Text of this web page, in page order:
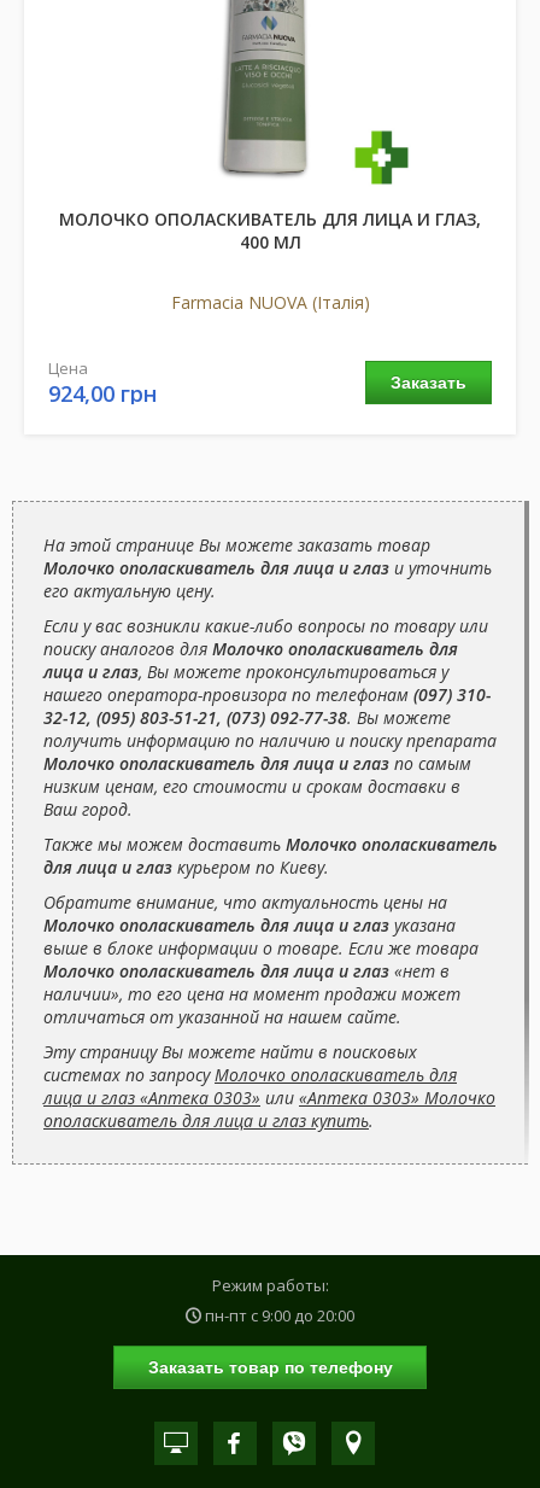
МОЛОЧКО ОПОЛАСКИВАТЕЛЬ ДЛЯ ЛИЦА И ГЛАЗ,
400 МЛ
Farmacia NUOVA (Італія)
Заказать
Цена
924,00 грн
На этой странице Вы можете заказать товар
Молочко ополаскиватель для лица и глаз и уточнить
его актуальную цену.
Если у вас возникли какие-либо вопросы по товару или
поиску аналогов для Молочко ополаскиватель для
лица и глаз, Вы можете проконсультироваться у
нашего оператора-провизора по телефонам (097) 310-
32-12, (095) 803-51-21, (073) 092-77-38. Вы можете
получить информацию по наличию и поиску препарата
Молочко ополаскиватель для лица и глаз по самым
низким ценам, его стоимости и срокам доставки в
Ваш город.
Также мы можем доставить Молочко ополаскиватель
для лица и глаз курьером по Киеву.
Обратите внимание, что актуальность цены на
Молочко ополаскиватель для лица и глаз указана
выше в блоке информации о товаре. Если же товара
Молочко ополаскиватель для лица и глаз «нет в
наличии», то его цена на момент продажи может
отличаться от указанной на нашем сайте.
Эту страницу Вы можете найти в поисковых
системах по запросуМолочко ополаскиватель для
лица и глаз «Аптека 0303» или «Аптека 0303» Молочко
ополаскиватель для лица и глаз купить.
Режим работы:
пн-пт с 9:00 до 20:00
Заказать товар по телефону